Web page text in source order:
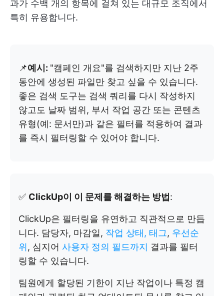
과가 수백 개의 항목에 걸쳐 있는 대규모 조직에서
특히 유용합니다.
📌예시: "캠페인 개요"를 검색하지만 지난 2주
동안에 생성된 파일만 찾고 싶을 수 있습니다.
좋은 검색 도구는 검색 쿼리를 다시 작성하지
않고도 날짜 범위, 부서 작업 공간 또는 콘텐츠
유형(예: 문서만)과 같은 필터를 적용하여 결과
를 즉시 필터링할 수 있어야 합니다.
✅ ClickUp이 이 문제를 해결하는 방법 :
ClickUp은 필터링을 유연하고 직관적으로 만듭
니다. 담당자, 마감일, 작업 상태, 태그 , 우선순
위 , 심지어 사용자 정의 필드까지 결과를 필터
링할 수 있습니다.
팀원에게 할당된 기한이 지난 작업이나 특정 캠